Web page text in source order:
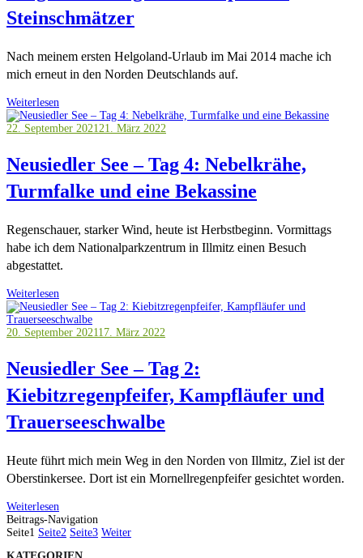
Steinschmätzer
Nach meinem ersten Helgoland-Urlaub im Mai 2014 mache ich
mich erneut in den Norden Deutschlands auf.
Weiterlesen
22. September 202121. März 2022
Neusiedler See – Tag 4: Nebelkrähe,
Turmfalke und eine Bekassine
Regenschauer, starker Wind, heute ist Herbstbeginn. Vormittags
habe ich dem Nationalparkzentrum in Illmitz einen Besuch
abgestattet.
Weiterlesen
20. September 2021 17. März 2022
Neusiedler See – Tag 2:
Kiebitzregenpfeifer, Kampfläufer und
Trauerseeschwalbe
Heute führt mich mein Weg in den Norden von Illmitz, Ziel ist der
Oberstinkersee. Dort ist ein Mornellregenpfeifer gesichtet worden.
Weiterlesen
Beitrags-Navigation
Seite1 Seite2 Seite3 Weiter